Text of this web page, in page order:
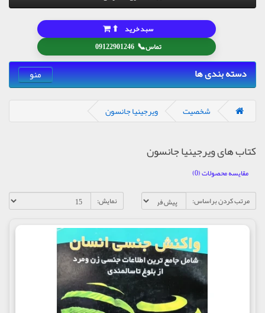
تماس📞
09122901246
سبد خرید ⬆
دسته بندی ها منو
شخصیت ویرجینیا جانسون
کتاب های ویرجینیا جانسون
مقایسه محصولات (0)
مرتب کردن براساس:
نمایش: